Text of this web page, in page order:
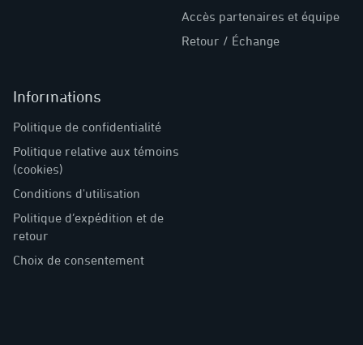
Accès partenaires et équipe
Retour / Échange
Informations
Politique de confidentialité
Politique relative aux témoins
(cookies)
Conditions d'utilisation
Politique d’expédition et de
retour
Choix de consentement